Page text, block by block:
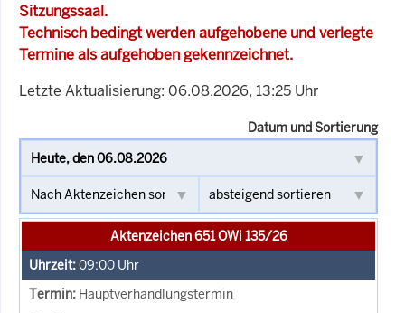
Sitzungssaal.
Technisch bedingt werden aufgehobene und verlegte
Termine als aufgehoben gekennzeichnet.
Letzte Aktualisierung: 06.08.2026, 13:25 Uhr
Datum und Sortierung
Aktenzeichen 651 OWi 135/26
09:00 Uhr
Hauptverhandlungstermin